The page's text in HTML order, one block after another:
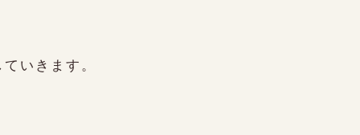
いきます。